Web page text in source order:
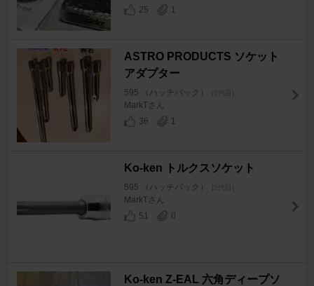
25
1
ASTRO PRODUCTS ソケット
アダプター
595 （ハッチバック） [2代目]
MarkTさん
36
1
Ko-ken トルクスソケット
595 （ハッチバック） [2代目]
MarkTさん
51
0
Ko-ken Z-EAL 六角ディープソ